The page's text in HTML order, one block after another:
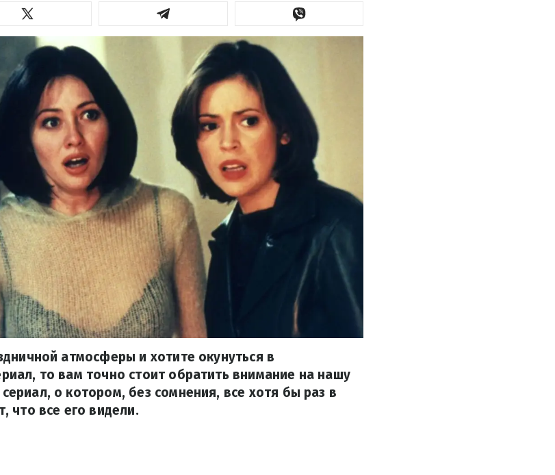
атмосферы и хотите окунуться в
то вам точно стоит обратить внимание на нашу
о котором, без сомнения, все хотя бы раз в
что все его видели.